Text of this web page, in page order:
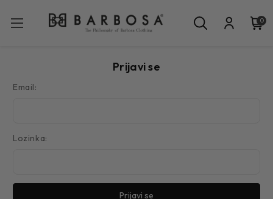
0
Prijavi se
Email:
Lozinka: